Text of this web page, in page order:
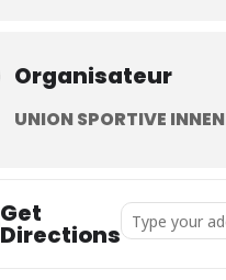
Organisateur
UNION SPORTIVE
Get
Directions
Address -